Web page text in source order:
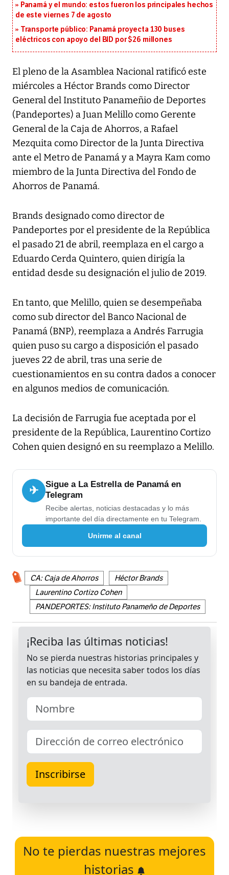
Panamá y el mundo: estos fueron los principales hechos
de este viernes 7 de agosto
Transporte público: Panamá proyecta 130 buses
eléctricos con apoyo del BID por $26 millones
El pleno de la Asamblea Nacional ratificó este
miércoles a Héctor Brands como Director
General del Instituto Panameñio de Deportes
(Pandeportes) a Juan Melillo como Gerente
General de la Caja de Ahorros, a Rafael
Mezquita como Director de la Junta Directiva
ante el Metro de Panamá y a Mayra Kam como
miembro de la Junta Directiva del Fondo de
Ahorros de Panamá.
Brands designado como director de
Pandeportes por el presidente de la República
el pasado 21 de abril, reemplaza en el cargo a
Eduardo Cerda Quintero, quien dirigía la
entidad desde su designación el julio de 2019.
En tanto, que Melillo, quien se desempeñaba
como sub director del Banco Nacional de
Panamá (BNP), reemplaza a Andrés Farrugia
quien puso su cargo a disposición el pasado
jueves 22 de abril, tras una serie de
cuestionamientos en su contra dados a conocer
en algunos medios de comunicación.
La decisión de Farrugia fue aceptada por el
presidente de la República, Laurentino Cortizo
Cohen quien designó en su reemplazo a Melillo.
✈
Sigue a La Estrella de Panamá en
Telegram
Recibe alertas, noticias destacadas y lo más
importante del día directamente en tu Telegram.
Unirme al canal
CA: Caja de Ahorros
Héctor Brands
Laurentino Cortizo Cohen
PANDEPORTES: Instituto Panameño de Deportes
No te pierdas nuestras mejores
historias